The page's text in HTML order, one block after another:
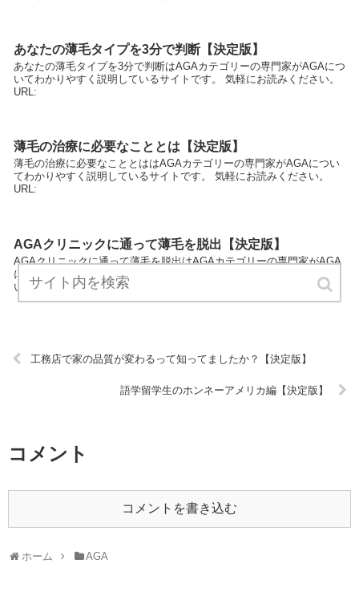
あなたの薄毛タイプを3分で判断【決定版】
あなたの薄毛タイプを3分で判断はAGAカテゴリーの専門家がAGAにつ
いてわかりやすく説明しているサイトです。 気軽にお読みください。
URL:
薄毛の治療に必要なこととは【決定版】
薄毛の治療に必要なこととははAGAカテゴリーの専門家がAGAについ
てわかりやすく説明しているサイトです。 気軽にお読みください。
URL:
AGAクリニックに通って薄毛を脱出【決定版】
AGAクリニックに通って薄毛を脱出はAGAカテゴリーの専門家がAGA
についてわかりやすく説明しているサイトです。 気軽にお読みくださ
い。 URL:
工務店で家の品質が変わるって知ってましたか？【決定版】
語学留学生のホンネーアメリカ編【決定版】
コメント
コメントを書き込む
ホーム AGA